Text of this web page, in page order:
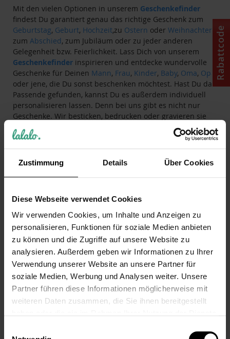
Zustimmung Details Über Cookies
Diese Webseite verwendet Cookies
Wir verwenden Cookies, um Inhalte und Anzeigen zu
personalisieren, Funktionen für soziale Medien anbieten
zu können und die Zugriffe auf unsere Website zu
analysieren. Außerdem geben wir Informationen zu Ihrer
Verwendung unserer Website an unsere Partner für
soziale Medien, Werbung und Analysen weiter. Unsere
Partner führen diese Informationen möglicherweise mit
weiteren Daten zusammen, die Sie ihnen bereitgestellt
Mit den vielen Optionen in unserem Geschenkefinder
findest Du garantiert genau das richtige Geschenk zum
Geburtstag, Geburt, Hochzeit,zu Ostern oder Weihnachten
zum Abschied, zum Jubiläum oder zu jeder anderen
Gelegenheit bzw. Feierlichkeit. Lass Dich von unserem
Geschenkefinder inspirieren und entdecke wundervolle
Geschenke für Deinen Mann, Frau, Kinder, Baby, Oma, Opa
oder jene, die Du sonst beschenken möchtest. Hast Du das
Passende gefunden, kannst Du es außerdem individuell
personalisieren lassen. Denn bei uns gibt es nicht nur
Geschenke. Wir besticken, bedrucken oder gravieren sie
auch, und zwar ganz nach Deinen Wünschen und
Vorgaben.
Rabattcode